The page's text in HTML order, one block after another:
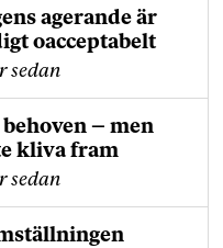
agerande är
oacceptabelt
sedan
behoven – men
kliva fram
sedan